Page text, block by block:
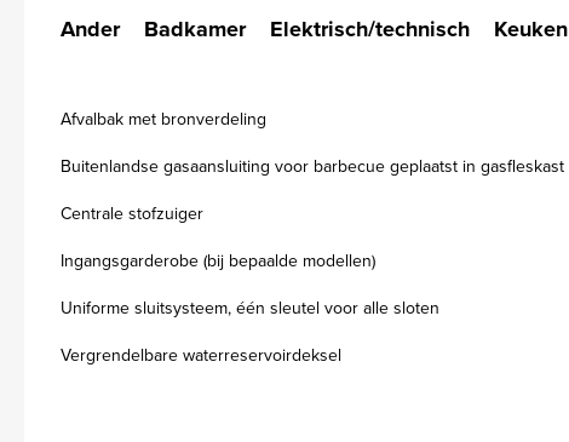
Ander Badkamer Elektrisch/technisch Keuken
Afvalbak met bronverdeling
Buitenlandse gasaansluiting voor barbecue geplaatst in gasfleskast
Centrale stofzuiger
Ingangsgarderobe (bij bepaalde modellen)
Uniforme sluitsysteem, één sleutel voor alle sloten
Vergrendelbare waterreservoirdeksel